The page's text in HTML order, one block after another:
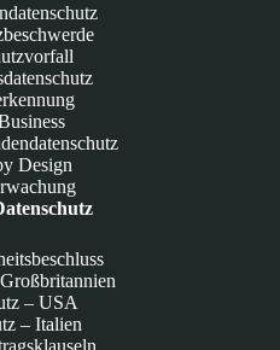
Design
– USA
– Italien